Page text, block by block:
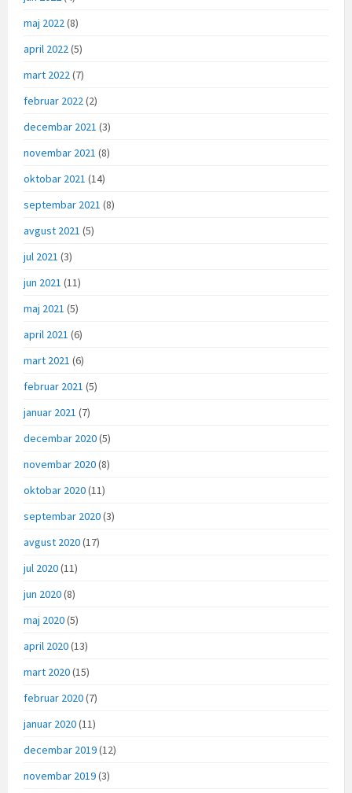
maj 2022(8)
april 2022(5)
mart 2022(7)
februar 2022(2)
decembar 2021 (3)
novembar 2021 (8)
oktobar 2021 (14)
septembar 2021 (8)
avgust 2021 (5)
jul 2021 (3)
jun 2021 (11)
maj 2021 (5)
april 2021 (6)
mart 2021 (6)
februar 2021 (5)
januar 2021 (7)
decembar 2020(5)
novembar 2020(8)
oktobar 2020(11)
septembar 2020(3)
avgust 2020(17)
jul 2020(11)
jun 2020(8)
maj 2020(5)
april 2020(13)
mart 2020(15)
februar 2020(7)
januar 2020(11)
decembar 2019(12)
novembar 2019(3)